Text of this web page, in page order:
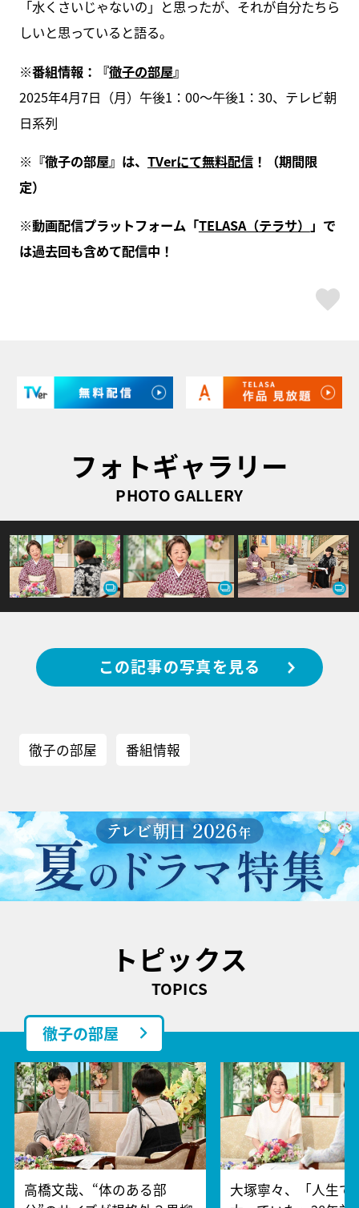
「水くさいじゃないの」と思ったが、それが自分たちら
しいと思っていると語る。
※番組情報：『徹子の部屋』
2025年4月7日（月）午後1：00～午後1：30、テレビ朝
日系列
※『徹子の部屋』は、 TVerにて無料配信！（期間限
定）
※動画配信プラットフォーム「TELASA（テラサ） 」で
は過去回も含めて配信中！
フォトギャラリー
PHOTO GALLERY
この記事の写真を見る
徹子の部屋 番組情報
トピックス
TOPICS
徹子の部屋
高橋文哉、“体のある部
大塚寧々、「人生で